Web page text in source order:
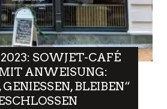
SOWJET-CAFÉ
ANWEISUNG:
BLEIBEN“ G